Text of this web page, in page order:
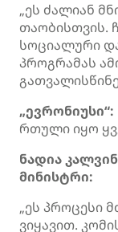
„ეს ძალიან
თაობისთვის.
სოციალური
პროგრამას
„ევრონიუსი“:
რთული იყო
ნადია
მინისტრი:
„ეს პროცესი
ვიყავით.